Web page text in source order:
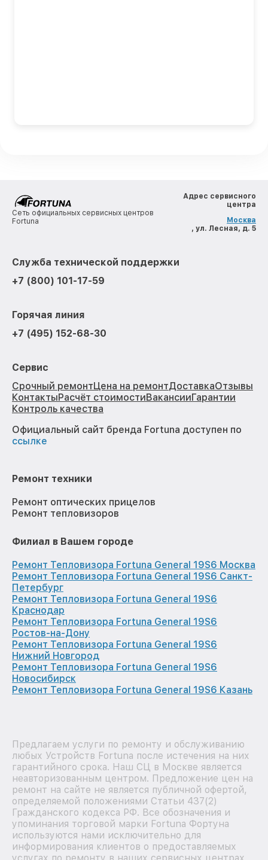
Сеть официальных сервисных центров
Fortuna
Адрес сервисного
центра
Москва
, ул. Лесная, д. 5
Служба технической поддержки
+7 (800) 101-17-59
Горячая линия
+7 (495) 152-68-30
Сервис
Срочный ремонтЦена на ремонтДоставкаОтзывы
КонтактыРасчёт стоимостиВакансииГарантии
Контроль качества
Официальный сайт бренда Fortuna доступен по
ссылке
Ремонт техники
Ремонт оптических прицелов
Ремонт тепловизоров
Филиал в Вашем городе
Ремонт Тепловизора Fortuna General 19S6 Москва
Ремонт Тепловизора Fortuna General 19S6 Санкт-
Петербург
Ремонт Тепловизора Fortuna General 19S6
Краснодар
Ремонт Тепловизора Fortuna General 19S6
Ростов-на-Дону
Ремонт Тепловизора Fortuna General 19S6
Нижний Новгород
Ремонт Тепловизора Fortuna General 19S6
Новосибирск
Ремонт Тепловизора Fortuna General 19S6 Казань
Предлагаем услуги по ремонту и обслуживанию
любых Устройств Fortuna после истечения на них
гарантийного срока. Наш СЦ в Москве является
неавторизованным центром. Предложение цен на
ремонт на сайте не является публичной офертой,
определяемой положениями Статьи 437(2)
Гражданского кодекса РФ. Все обозначения и
упоминания торговой марки Fortuna Фортуна
используются нами исключительно для
информирования клиентов о предоставляемых